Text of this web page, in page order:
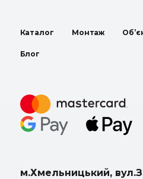
Каталог Монтаж
Блог
м.Хмельницький,